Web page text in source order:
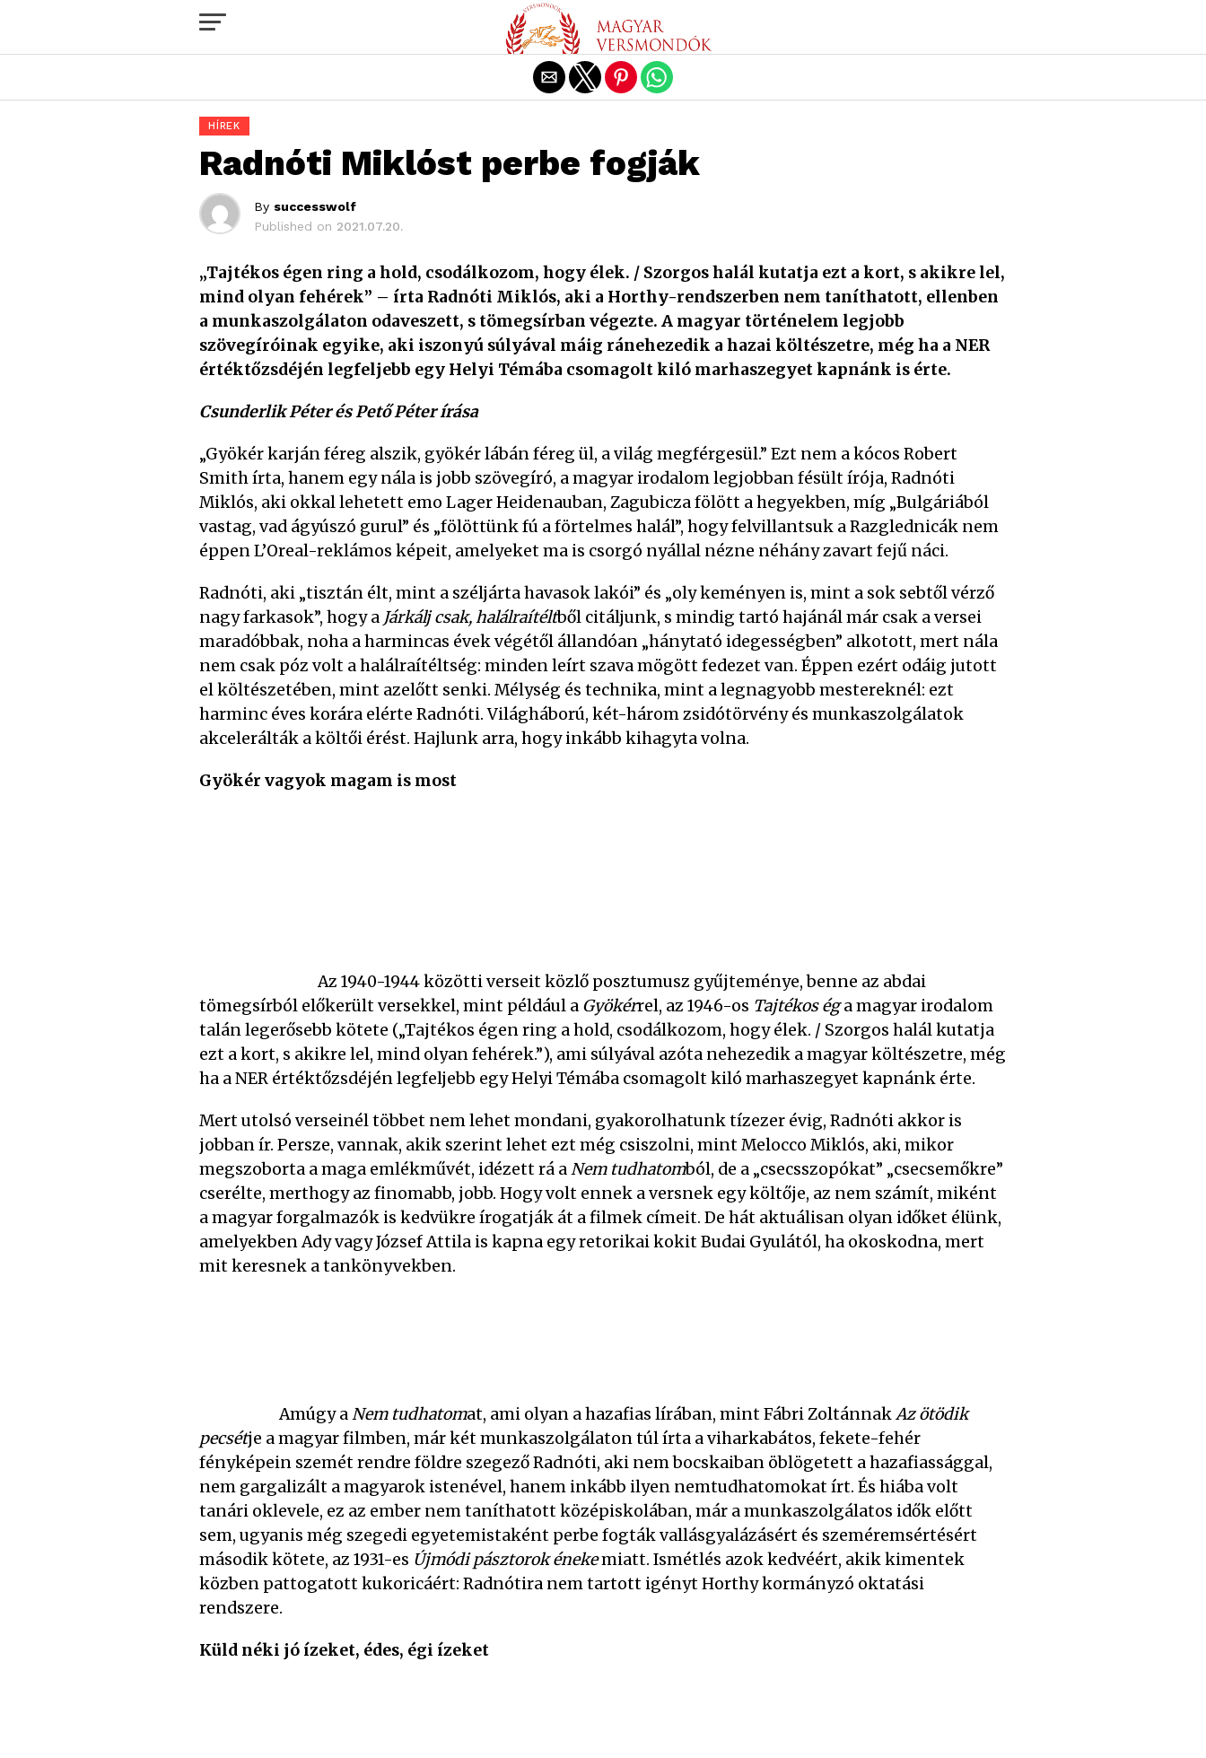
HÍREK
Radnóti Miklóst perbe fogják
By successwolf
Published on 2021.07.20.
„Tajtékos égen ring a hold, csodálkozom, hogy élek. / Szorgos halál kutatja ezt a kort, s akikre lel,
mind olyan fehérek” – írta Radnóti Miklós, aki a Horthy-rendszerben nem taníthatott, ellenben
a munkaszolgálaton odaveszett, s tömegsírban végezte. A magyar történelem legjobb
szövegíróinak egyike, aki iszonyú súlyával máig ránehezedik a hazai költészetre, még ha a NER
értéktőzsdéjén legfeljebb egy Helyi Témába csomagolt kiló marhaszegyet kapnánk is érte.
Csunderlik Péter és Pető Péter írása
„Gyökér karján féreg alszik, gyökér lábán féreg ül, a világ megférgesül.” Ezt nem a kócos Robert
Smith írta, hanem egy nála is jobb szövegíró, a magyar irodalom legjobban fésült írója, Radnóti
Miklós, aki okkal lehetett emo Lager Heidenauban, Zagubicza fölött a hegyekben, míg „Bulgáriából
vastag, vad ágyúszó gurul” és „fölöttünk fú a förtelmes halál”, hogy felvillantsuk a Razglednicák nem
éppen L’Oreal-reklámos képeit, amelyeket ma is csorgó nyállal nézne néhány zavart fejű náci.
Radnóti, aki „tisztán élt, mint a széljárta havasok lakói” és „oly keményen is, mint a sok sebtől vérző
nagy farkasok”, hogy a Járkálj csak, halálraítéltből citáljunk, s mindig tartó hajánál már csak a versei
maradóbbak, noha a harmincas évek végétől állandóan „hánytató idegességben” alkotott, mert nála
nem csak póz volt a halálraítéltség: minden leírt szava mögött fedezet van. Éppen ezért odáig jutott
el költészetében, mint azelőtt senki. Mélység és technika, mint a legnagyobb mestereknél: ezt
harminc éves korára elérte Radnóti. Világháború, két-három zsidótörvény és munkaszolgálatok
akcelerálták a költői érést. Hajlunk arra, hogy inkább kihagyta volna.
Gyökér vagyok magam is most
Az 1940-1944 közötti verseit közlő posztumusz gyűjteménye, benne az abdai
tömegsírból előkerült versekkel, mint például a Gyökérrel, az 1946-os Tajtékos éga magyar irodalom
talán legerősebb kötete („Tajtékos égen ring a hold, csodálkozom, hogy élek. / Szorgos halál kutatja
ezt a kort, s akikre lel, mind olyan fehérek.”), ami súlyával azóta nehezedik a magyar költészetre, még
ha a NER értéktőzsdéjén legfeljebb egy Helyi Témába csomagolt kiló marhaszegyet kapnánk érte.
Mert utolsó verseinél többet nem lehet mondani, gyakorolhatunk tízezer évig, Radnóti akkor is
jobban ír. Persze, vannak, akik szerint lehet ezt még csiszolni, mint Melocco Miklós, aki, mikor
megszoborta a maga emlékművét, idézett rá aNem tudhatomból, de a „csecsszopókat” „csecsemőkre”
cserélte, merthogy az finomabb, jobb. Hogy volt ennek a versnek egy költője, az nem számít, miként
a magyar forgalmazók is kedvükre írogatják át a filmek címeit. De hát aktuálisan olyan időket élünk,
amelyekben Ady vagy József Attila is kapna egy retorikai kokit Budai Gyulától, ha okoskodna, mert
mit keresnek a tankönyvekben.
Amúgy aNem tudhatomat, ami olyan a hazafias lírában, mint Fábri ZoltánnakAz ötödik
pecsétje a magyar filmben, már két munkaszolgálaton túl írta a viharkabátos, fekete-fehér
fényképein szemét rendre földre szegező Radnóti, aki nem bocskaiban öblögetett a hazafiassággal,
nem gargalizált a magyarok istenével, hanem inkább ilyen nemtudhatomokat írt. És hiába volt
tanári oklevele, ez az ember nem taníthatott középiskolában, már a munkaszolgálatos idők előtt
sem, ugyanis még szegedi egyetemistaként perbe fogták vallásgyalázásért és szeméremsértésért
második kötete, az 1931-es Újmódi pásztorok énekemiatt. Ismétlés azok kedvéért, akik kimentek
közben pattogatott kukoricáért: Radnótira nem tartott igényt Horthy kormányzó oktatási
rendszere.
Küld néki jó ízeket, édes, égi ízeket
Exit mobile version